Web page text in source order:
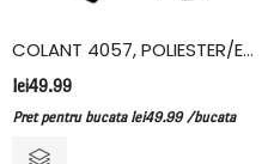
COLANT 4057, POLIESTER/ELASTAN, KOTA
lei49.99
Pret pentru bucata lei49.99 /bucata